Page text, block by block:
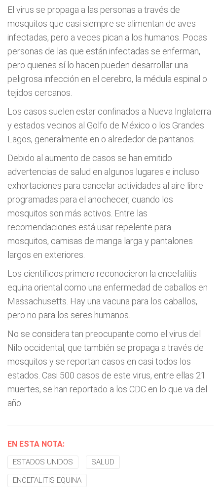
El virus se propaga a las personas a través de
mosquitos que casi siempre se alimentan de aves
infectadas, pero a veces pican a los humanos. Pocas
personas de las que están infectadas se enferman,
pero quienes sí lo hacen pueden desarrollar una
peligrosa infección en el cerebro, la médula espinal o
tejidos cercanos.
Los casos suelen estar confinados a Nueva Inglaterra
y estados vecinos al Golfo de México o los Grandes
Lagos, generalmente en o alrededor de pantanos.
Debido al aumento de casos se han emitido
advertencias de salud en algunos lugares e incluso
exhortaciones para cancelar actividades al aire libre
programadas para el anochecer, cuando los
mosquitos son más activos. Entre las
recomendaciones está usar repelente para
mosquitos, camisas de manga larga y pantalones
largos en exteriores.
Los científicos primero reconocieron la encefalitis
equina oriental como una enfermedad de caballos en
Massachusetts. Hay una vacuna para los caballos,
pero no para los seres humanos.
No se considera tan preocupante como el virus del
Nilo occidental, que también se propaga a través de
mosquitos y se reportan casos en casi todos los
estados. Casi 500 casos de este virus, entre ellas 21
muertes, se han reportado a los CDC en lo que va del
año.
EN ESTA NOTA:
ESTADOS UNIDOS SALUD
ENCEFALITIS EQUINA